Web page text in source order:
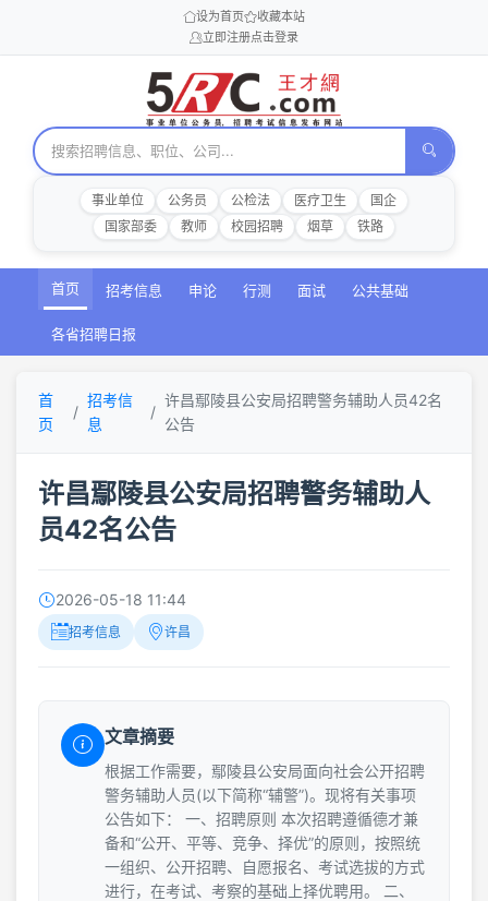
设为首页
收藏本站
立即注册点击登录
事业单位 公务员 公检法 医疗卫生
国企
国家部委
教师 校园招聘 烟草 铁路
首页 招考信息 申论 行测 面试 公共基础
各省招聘日报
首
页
招考信
息
许昌鄢陵县公安局招聘警务辅助人员42名
公告
许昌鄢陵县公安局招聘警务辅助人
员42名公告
2026-05-18 11:44
招考信息 许昌
文章摘要
根据工作需要，鄢陵县公安局面向社会公开招聘
警务辅助人员(以下简称“辅警”)。现将有关事项
公告如下： 一、招聘原则 本次招聘遵循德才兼
备和“公开、平等、竞争、择优”的原则，按照统
一组织、公开招聘、自愿报名、考试选拔的方式
进行，在考试、考察的基础上择优聘用。 二、